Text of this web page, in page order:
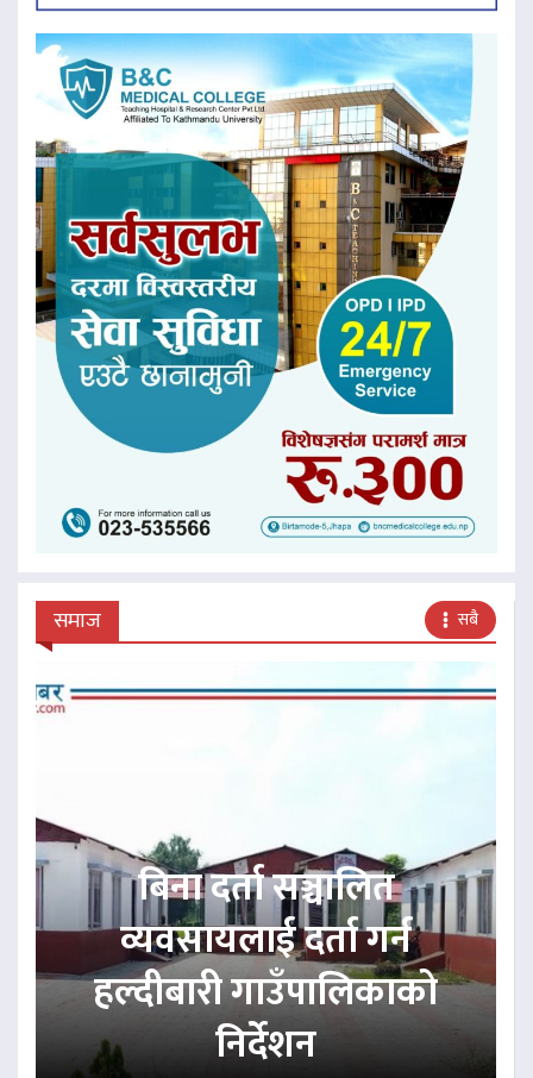
समाज सबै
बिना दर्ता सञ्चालित
व्यवसायलाई दर्ता गर्न
हल्दीबारी गाउँपालिकाको
निर्देशन